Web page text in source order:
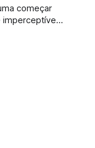
começar
imperceptível,
exceção e